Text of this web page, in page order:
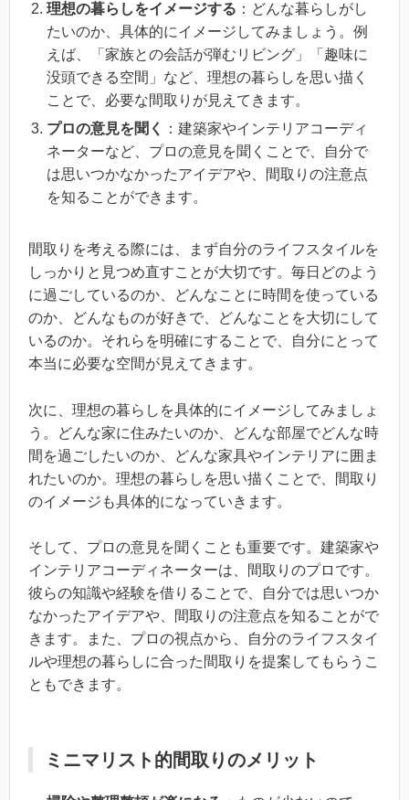
理想の暮らしをイメージする ：どんな暮らしがし
たいのか、具体的にイメージしてみましょう。例
えば、「家族との会話が弾むリビング」「趣味に
没頭できる空間」など、理想の暮らしを思い描く
ことで、必要な間取りが見えてきます。
プロの意見を聞く
：建築家やインテリアコーディ
ネーターなど、プロの意見を聞くことで、自分で
は思いつかなかったアイデアや、間取りの注意点
を知ることができます。
間取りを考える際には、まず自分のライフスタイルを
しっかりと見つめ直すことが大切です。毎日どのよう
に過ごしているのか、どんなことに時間を使っている
のか、どんなものが好きで、どんなことを大切にして
いるのか。それらを明確にすることで、自分にとって
本当に必要な空間が見えてきます。
次に、理想の暮らしを具体的にイメージしてみましょ
う。どんな家に住みたいのか、どんな部屋でどんな時
間を過ごしたいのか、どんな家具やインテリアに囲ま
れたいのか。理想の暮らしを思い描くことで、間取り
のイメージも具体的になっていきます。
そして、プロの意見を聞くことも重要です。建築家や
インテリアコーディネーターは、間取りのプロです。
彼らの知識や経験を借りることで、自分では思いつか
なかったアイデアや、間取りの注意点を知ることがで
きます。また、プロの視点から、自分のライフスタイ
ルや理想の暮らしに合った間取りを提案してもらうこ
ともできます。
ミニマリスト的間取りのメリット